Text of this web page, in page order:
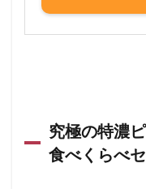
究極の特濃
食べくらべ